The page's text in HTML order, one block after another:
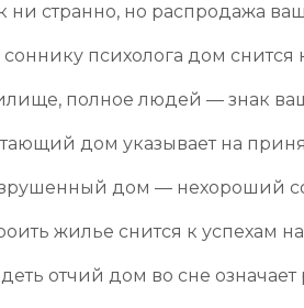
ни странно, но распродажа
психолога дом
полное людей — знак
дом указывает на
дом — нехороший
жилье снится к успехам
отчий дом во сне